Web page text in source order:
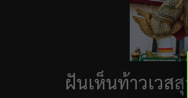
ฝันเห็นท้าวเวส